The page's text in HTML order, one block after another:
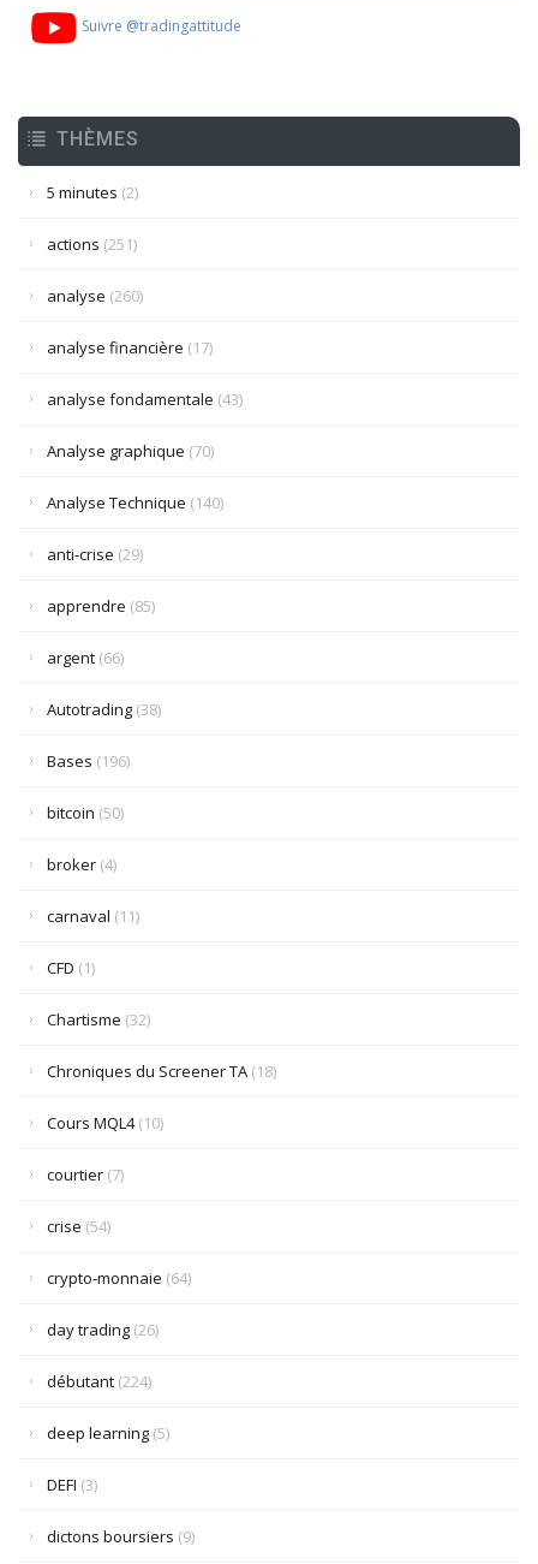
Suivre @tradingattitude
THÈMES
5 minutes (2)
actions (251)
analyse (260)
analyse financière (17)
analyse fondamentale (43)
Analyse graphique (70)
Analyse Technique (140)
anti-crise (29)
apprendre (85)
argent (66)
Autotrading (38)
Bases (196)
bitcoin (50)
broker (4)
carnaval (11)
CFD (1)
Chartisme (32)
Chroniques du Screener TA (18)
Cours MQL4(10)
courtier (7)
crise (54)
crypto-monnaie (64)
day trading (26)
débutant (224)
deep learning (5)
DEFI (3)
dictons boursiers (9)